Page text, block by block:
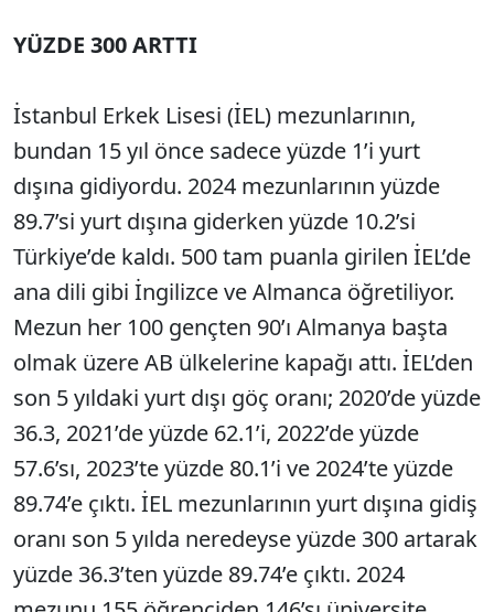
YÜZDE 300 ARTTI
İstanbul Erkek Lisesi (İEL) mezunlarının,
bundan 15 yıl önce sadece yüzde 1’i yurt
dışına gidiyordu. 2024 mezunlarının yüzde
89.7’si yurt dışına giderken yüzde 10.2’si
Türkiye’de kaldı. 500 tam puanla girilen İEL’de
ana dili gibi İngilizce ve Almanca öğretiliyor.
Mezun her 100 gençten 90’ı Almanya başta
olmak üzere AB ülkelerine kapağı attı. İEL’den
son 5 yıldaki yurt dışı göç oranı; 2020’de yüzde
36.3, 2021’de yüzde 62.1’i, 2022’de yüzde
57.6’sı, 2023’te yüzde 80.1’i ve 2024’te yüzde
89.74’e çıktı. İEL mezunlarının yurt dışına gidiş
oranı son 5 yılda neredeyse yüzde 300 artarak
yüzde 36.3’ten yüzde 89.74’e çıktı. 2024